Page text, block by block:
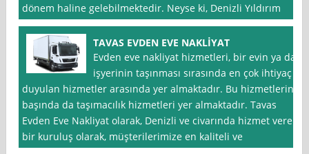
dönem haline gelebilmektedir. Neyse ki, Denizli Yıldırım
TAVAS EVDEN EVE NAKLİYAT
Evden eve nakliyat hizmetleri, bir evin ya da
işyerinin taşınması sırasında en çok ihtiyaç
duyulan hizmetler arasında yer almaktadır. Bu hizmetlerin
başında da taşımacılık hizmetleri yer almaktadır. Tavas
Evden Eve Nakliyat olarak, Denizli ve civarında hizmet veren
bir kuruluş olarak, müşterilerimize en kaliteli ve